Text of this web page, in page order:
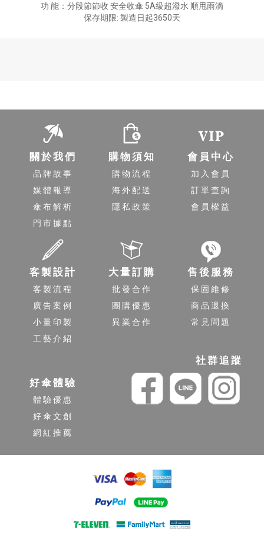
功 能：分段節節收 安全收傘 5A級超潑水 順甩雨滴
保存期限: 製造日起3650天
關於我們
品牌故事
媒體報導
傘布解析
門市據點
購物須知
購物流程
海外配送
隱私政策
會員中心
加入會員
訂單查詢
會員權益
客製設計
客製流程
廣告案例
小量印製
工藝介紹
大量訂購
批發合作
團購優惠
異業合作
售後服務
保固維修
商品退換
常見問題
好傘體驗
體驗優惠
好傘文創
網紅推薦
社群追蹤